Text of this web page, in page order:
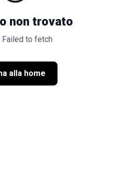
non trovato
Failed to fetch
alla home